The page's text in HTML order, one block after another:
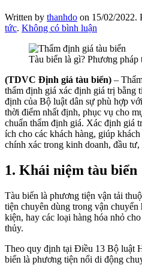
Written by thanhdo on 15/02/2022.
tức. Không có bình luận
biển
là
Phương
pháp
thẩm
định
giá
tàu
biển
xác
Tàu biển là gì? Phương
(TDVC Định giá tàu biển) –
thẩm định giá xác định giá trị bằng
định của Bộ luật dân sự phù hợp
thời điểm nhất định, phục vụ cho
chuẩn thẩm định giá. Xác định giá
ích cho các khách hàng, giúp
chính xác trong kinh doanh, đầu
1. Khái niệm tàu biển
Tàu biển là phương tiện vận tải
tiện chuyên dùng trong vận chuyển
kiện, hay các loại hàng hóa nhỏ
thủy.
Theo quy định tại Điều 13 Bộ luật
biển là phương tiện nổi di động